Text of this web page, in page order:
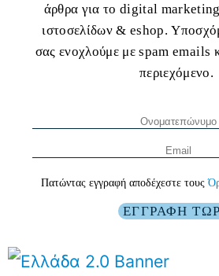
άρθρα για το digital
ιστοσελίδων & eshop.
σας ενοχλούμε με spam emails
περιεχόμενο.
Πατώντας εγγραφή αποδέχεστε τους